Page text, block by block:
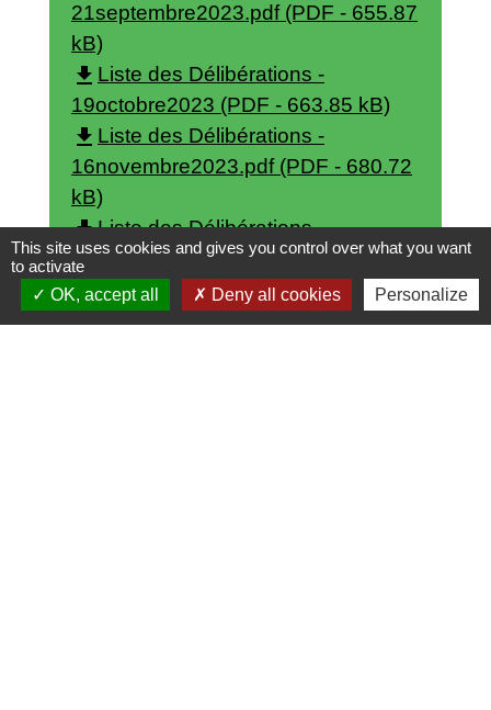
21septembre2023.pdf (PDF - 655.87
kB)
file_download Liste des Délibérations -
19octobre2023 (PDF - 663.85 kB)
file_download Liste des Délibérations -
16novembre2023.pdf (PDF - 680.72
kB)
file_downloadListe des Délibérations -
11décembre2023.pdf (PDF - 421.2
kB)
file_downloadListe des Délibérations -
This site uses cookies and gives you control over what you want
to activate
OK, accept all
Deny all cookies Personalize